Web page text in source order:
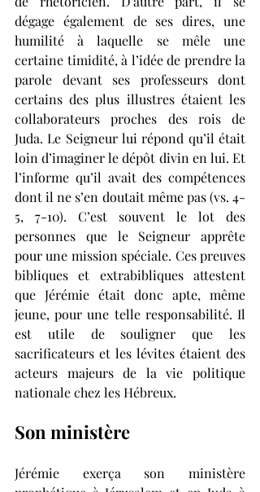
dégage également de ses dires, une
humilité à laquelle se mêle une
certaine timidité, à l’idée de prendre la
parole devant ses professeurs dont
certains des plus illustres étaient les
collaborateurs proches des rois de
Juda. Le Seigneur lui répond qu’il était
loin d’imaginer le dépôt divin en lui. Et
l’informe qu’il avait des compétences
dont il ne s’en doutait même pas (vs. 4-
5, 7-10). C’est souvent le lot des
personnes que le Seigneur apprête
pour une mission spéciale. Ces preuves
bibliques et extrabibliques attestent
que Jérémie était donc apte, même
jeune, pour une telle responsabilité. Il
est utile de souligner que les
sacrificateurs et les lévites étaient des
acteurs majeurs de la vie politique
nationale chez les Hébreux.
Son ministère
Jérémie exerça son ministère